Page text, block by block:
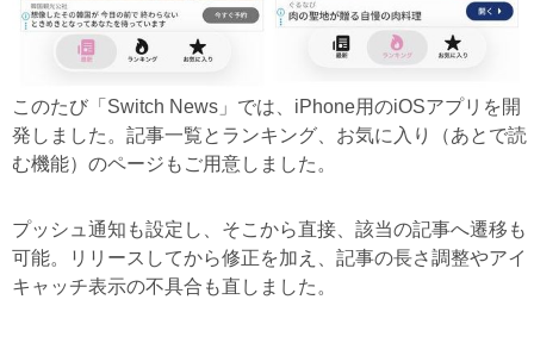
このたび「Switch News」では、iPhone用のiOSアプリを開
発しました。記事一覧とランキング、お気に入り（あとで読
む機能）のページもご用意しました。
プッシュ通知も設定し、そこから直接、該当の記事へ遷移も
可能。リリースしてから修正を加え、記事の長さ調整やアイ
キャッチ表示の不具合も直しました。